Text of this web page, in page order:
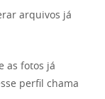
arquivos já
as fotos já
perfil chama